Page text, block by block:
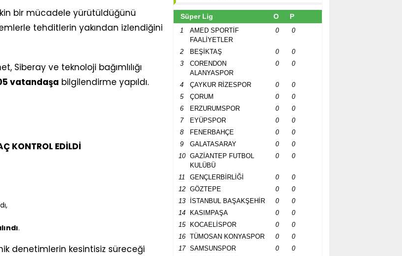
bir mücadele yürütüldüğünü
tehditlerin yakından izlendiğini
Siberay ve teknoloji bağımlılığı
vatandaşa bilgilendirme yapıldı.
KONTROL EDİLDİ
.
denetimlerin kesintisiz süreceği
Süper Lig O P
1
AMED SPORTİF
FAALİYETLER
0 0
2 BEŞİKTAŞ 0
0
3
CORENDON
ALANYASPOR
0 0
4 ÇAYKUR RİZESPOR 0
0
5
ÇORUM 0
0
6
ERZURUMSPOR 0
0
7
EYÜPSPOR 0
0
8
FENERBAHÇE 0
0
9
GALATASARAY 0
0
10
GAZİANTEP FUTBOL
KULÜBÜ
0 0
11 GENÇLERBİRLİĞİ 0
0
12
GÖZTEPE 0
0
13
İSTANBUL BAŞAKŞEHİR 0
0
14
KASIMPAŞA 0
0
15
KOCAELİSPOR 0
0
16
TÜMOSAN KONYASPOR 0
0
17
SAMSUNSPOR 0
0